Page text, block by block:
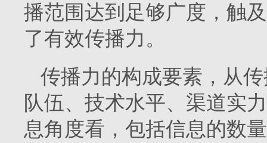
播范围达到足够广度，触
了有效传播力。
传播力的构成要素，从
队伍、技术水平、渠道实
息角度看，包括信息的数